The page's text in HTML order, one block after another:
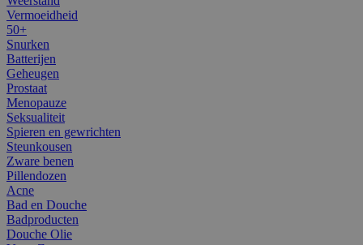
Vermoeidheid
50+
Snurken
Batterijen
Geheugen
Prostaat
Menopauze
Seksualiteit
Spieren en gewrichten
Steunkousen
Zware benen
Pillendozen
Acne
Bad en Douche
Badproducten
Douche Olie